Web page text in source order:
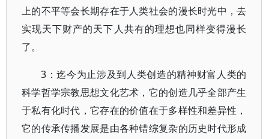
上的不平等会长期存在于人类社会的漫长时光中，去
实现天下财产的天下人共有的理想也同样变得漫长
了。
3：迄今为止涉及到人类创造的精神财富人类的
科学哲学宗教思想文化艺术，它的创造几乎全部产生
于私有化时代，它存在的价值在于多样性和差异性，
它的传承传播发展是由各种错综复杂的历史时代形成